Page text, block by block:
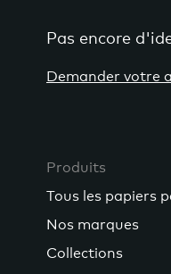
Pas encore
Demander votre
Produits
Tous les papiers
Nos marques
Collections